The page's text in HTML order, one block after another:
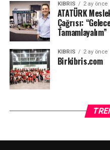
KIBRIS 2 ay önce
ATATÜRK
Çağrısı:
Tamamlayalım”
KIBRIS 2 ay önce
Birkibris.com